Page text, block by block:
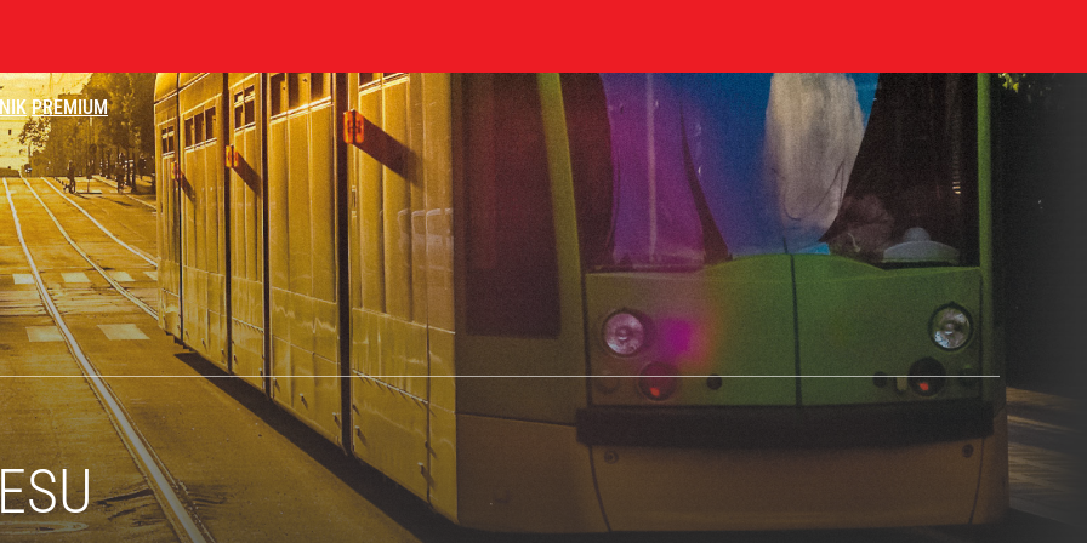
PREMIUMObajtka grozi po 25 lat więzienia
sprawcą
wołyńskiej